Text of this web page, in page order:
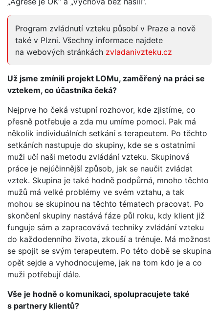
Program zvládnutí vzteku působí v Praze a nově
také v Plzni. Všechny informace najdete
na webových stránkách zvladanivzteku.cz
Už jsme zmínili projekt LOMu, zaměřený na práci se
vztekem, co účastníka čeká?
Nejprve ho čeká vstupní rozhovor, kde zjistíme, co
přesně potřebuje a zda mu umíme pomoci. Pak má
několik individuálních setkání s terapeutem. Po těchto
setkáních nastupuje do skupiny, kde se s ostatními
muži učí naši metodu zvládání vzteku. Skupinová
práce je nejúčinnější způsob, jak se naučit zvládat
vztek. Skupina je také hodně podpůrná, mnoho těchto
mužů má velké problémy ve svém vztahu, a tak
mohou se skupinou na těchto tématech pracovat. Po
skončení skupiny nastává fáze půl roku, kdy klient již
funguje sám a zapracovává techniky zvládání vzteku
do každodenního života, zkouší a trénuje. Má možnost
se spojit se svým terapeutem. Po této době se skupina
opět sejde a vyhodnocujeme, jak na tom kdo je a co
muži potřebují dále.
Vše je hodně o komunikaci, spolupracujete také
s partnery klientů?